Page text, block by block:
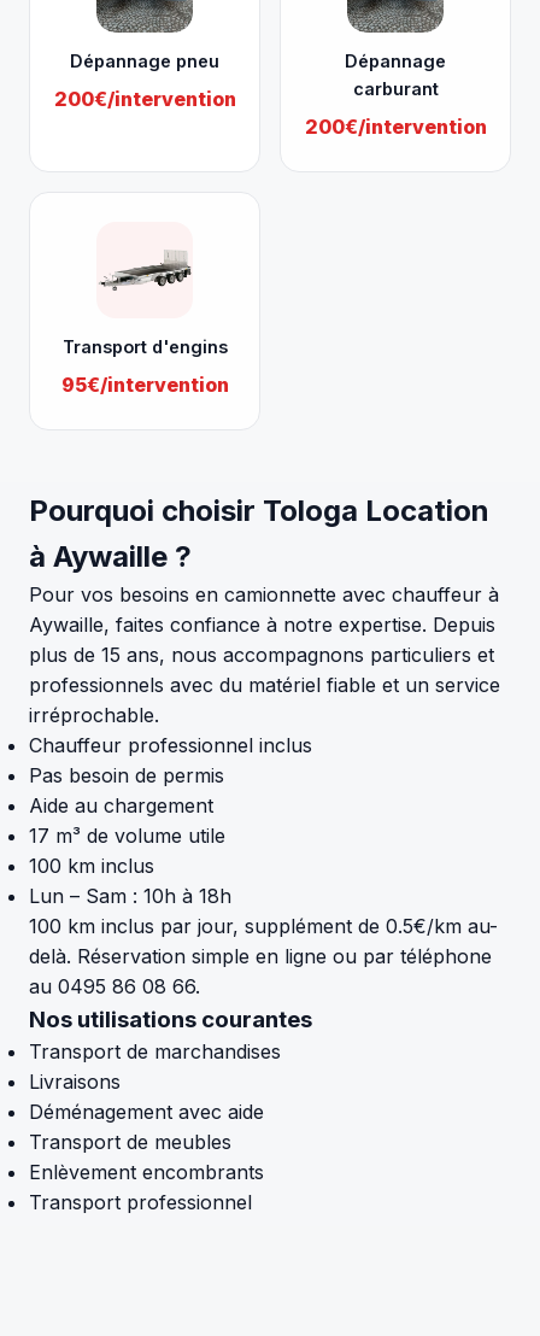
Dépannage pneu
200€/intervention
Dépannage
carburant
200€/intervention
Transport d'engins
95€/intervention
Pourquoi choisir Tologa Location
à Aywaille ?
Pour vos besoins en camionnette avec chauffeur à
Aywaille, faites confiance à notre expertise. Depuis
plus de 15 ans, nous accompagnons particuliers et
professionnels avec du matériel fiable et un service
irréprochable.
Chauffeur professionnel inclus
Pas besoin de permis
Aide au chargement
17 m³ de volume utile
100 km inclus
Lun – Sam : 10h à 18h
100 km inclus par jour, supplément de 0.5€/km au-
delà. Réservation simple en ligne ou par téléphone
au 0495 86 08 66.
Nos utilisations courantes
Transport de marchandises
Livraisons
Déménagement avec aide
Transport de meubles
Enlèvement encombrants
Transport professionnel